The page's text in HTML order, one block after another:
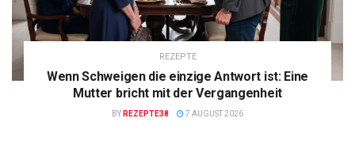
REZEPTE
Wenn Schweigen die einzige Antwort ist: Eine
Mutter bricht mit der Vergangenheit
BY REZEPTE38 7 AUGUST 2026